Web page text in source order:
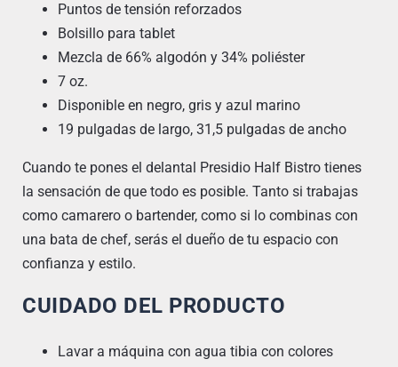
Puntos de tensión reforzados
Bolsillo para tablet
Mezcla de 66% algodón y 34% poliéster
7 oz.
Disponible en negro, gris y azul marino
19 pulgadas de largo, 31,5 pulgadas de ancho
Cuando te pones el delantal Presidio Half Bistro tienes
la sensación de que todo es posible. Tanto si trabajas
como camarero o bartender, como si lo combinas con
una bata de chef, serás el dueño de tu espacio con
confianza y estilo.
CUIDADO DEL PRODUCTO
Lavar a máquina con agua tibia con colores